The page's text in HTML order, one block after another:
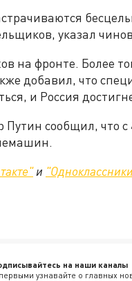
указал
на фронте. Более
добавил, что
и Россия
сообщил, что
и
на наши каналы
узнавайте о главных